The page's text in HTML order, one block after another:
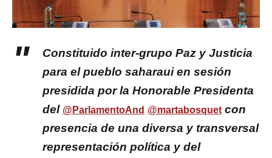
Constituido inter-grupo Paz y Justicia
para el pueblo saharaui en sesión
presidida por la Honorable Presidenta
del @ParlamentoAnd @martabosquet con
presencia de una diversa y transversal
representación política y del